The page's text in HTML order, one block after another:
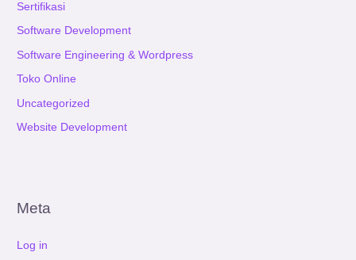
Sertifikasi
Software Development
Software Engineering & Wordpress
Toko Online
Uncategorized
Website Development
Meta
Log in